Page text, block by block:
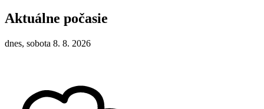
Aktuálne počasie
dnes, sobota 8. 8. 2026